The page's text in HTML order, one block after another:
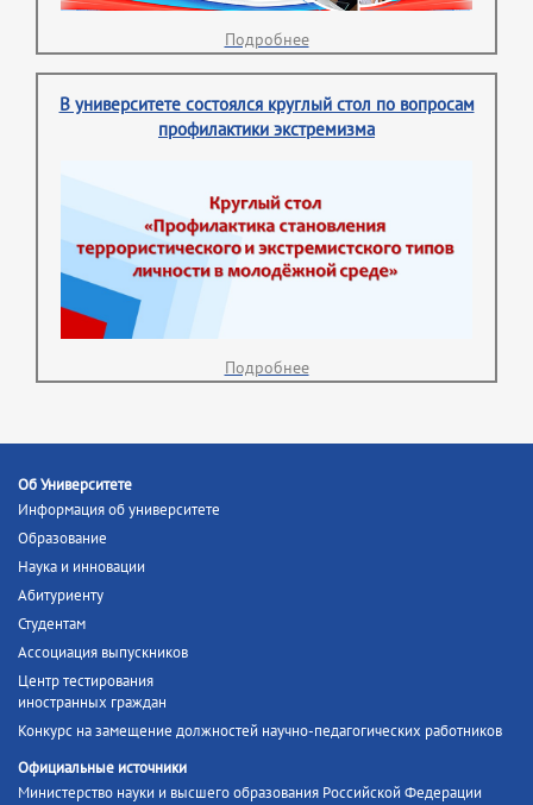
Подробнее
В университете состоялся круглый стол по вопросам
профилактики экстремизма
Подробнее
Об Университете
Информация об университете
Образование
Наука и инновации
Абитуриенту
Студентам
Ассоциация выпускников
Центр тестирования
иностранных граждан
Конкурс на замещение должностей научно-педагогических работников
Официальные источники
Министерство науки и высшего образования Российской Федерации